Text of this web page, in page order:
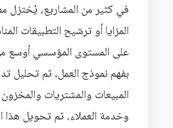
في كثير من المشاريع، يُختزل
المزايا أو ترشيح التطبيقات
على المستوى المؤسسي أوسع
بفهم نموذج العمل، ثم تحليل
المبيعات والمشتريات والمخزون
وخدمة العملاء، ثم تحويل هذا